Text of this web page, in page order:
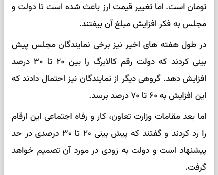
تومان است. اما تغییر قیمت ارز باعث شده است تا دولت و
مجلس به فکر افزایش مبلغ آن بیفتند.
در طول هفته های اخیر نیز برخی نمایندگان مجلس پیش
بینی کردند که دولت رقم کالابرگ را بین ۲۰ تا ۳۰ درصد
افزایش دهد. گروهی دیگر از نمایندگان نیز احتمال دادند که
این افزایش به ۶۰ تا ۷۰ درصد برسد.
اما بعد مقامات وزارت تعاون، کار و رفاه اجتماعی این ارقام
را رد کردند و گفتند که پیش بینی ۲۰ تا ۳۰ درصدی در حد
پیشنهاد است و دولت به زودی در مورد آن تصمیم خواهد
گرفت.